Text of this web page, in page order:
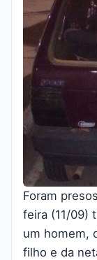
Foram
feira (11/09)
um homem,
filho e da